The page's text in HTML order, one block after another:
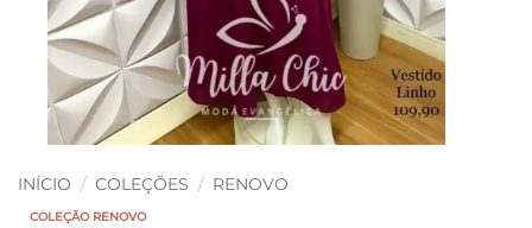
INÍCIO / COLEÇÕES / RENOVO
COLEÇÃO RENOVO